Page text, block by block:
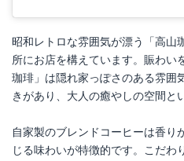
昭和レトロな雰囲気が漂う「高山
所にお店を構えています。賑わい
珈琲」は隠れ家っぽさのある雰囲
きがあり、大人の癒やしの空間と
自家製のブレンドコーヒーは香り
じる味わいが特徴的です。こだわ